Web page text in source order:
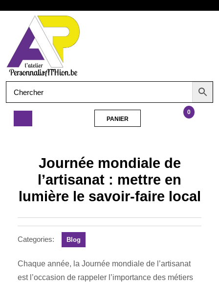
Ouvrir
le
menu
l’artisanat
le
savoir-
faire
0
PANIER
Journée mondiale de
l’artisanat : mettre en
lumière le savoir-faire local
Categories: Blog
Chaque année, la Journée mondiale de l’artisanat
est l’occasion de rappeler l’importance des métiers